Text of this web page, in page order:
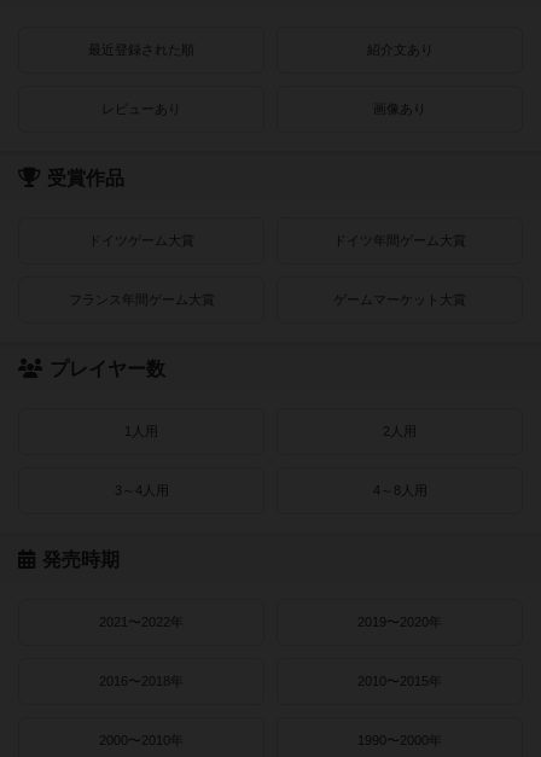
最近登録された順 紹介文あり
レビューあり 画像あり
受賞作品
ドイツゲーム大賞 ドイツ年間ゲーム大賞
フランス年間ゲーム大賞 ゲームマーケット大賞
プレイヤー数
1人用 2人用
3～4人用 4～8人用
発売時期
2021〜2022年 2019〜2020年
2016〜2018年 2010〜2015年
2000〜2010年 1990〜2000年